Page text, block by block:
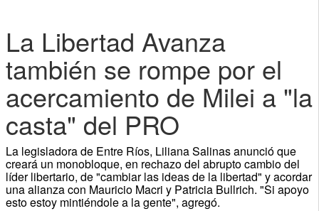
La Libertad Avanza
también se rompe por el
acercamiento de Milei a "la
casta" del PRO
La legisladora de Entre Ríos, Liliana Salinas anunció que
creará un monobloque, en rechazo del abrupto cambio del
líder libertario, de "cambiar las ideas de la libertad" y acordar
una alianza con Mauricio Macri y Patricia Bullrich. "Si apoyo
esto estoy mintiéndole a la gente", agregó.